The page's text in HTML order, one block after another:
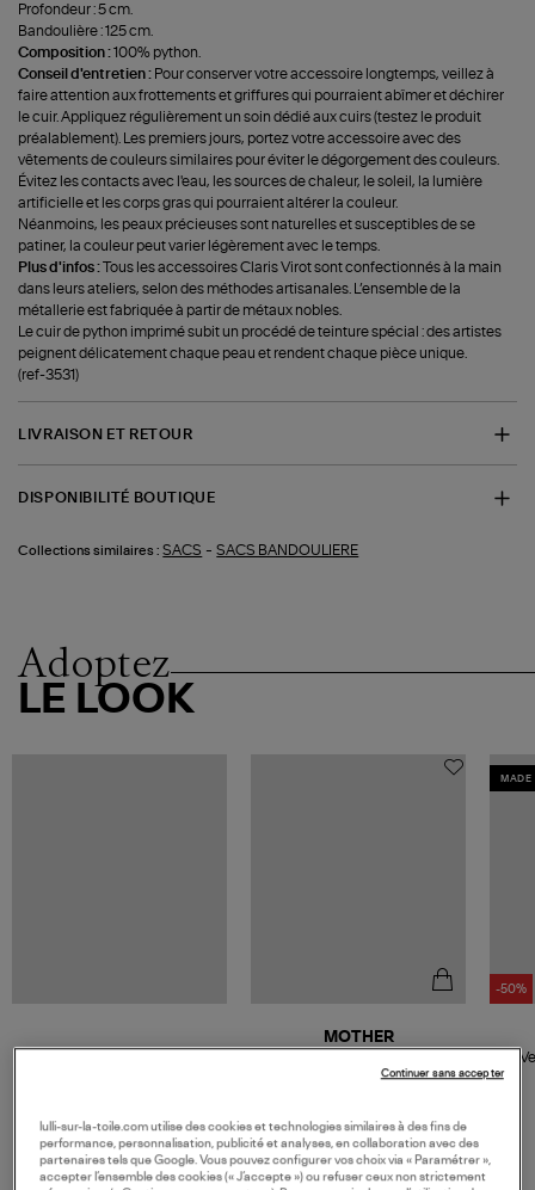
Profondeur : 5 cm.
Bandoulière : 125 cm.
Composition :100% python.
Conseil d'entretien : Pour conserver votre accessoire longtemps, veillez à
faire attention aux frottements et griffures qui pourraient abîmer et déchirer
le cuir. Appliquez régulièrement un soin dédié aux cuirs (testez le produit
préalablement). Les premiers jours, portez votre accessoire avec des
vêtements de couleurs similaires pour éviter le dégorgement des couleurs.
Évitez les contacts avec l'eau, les sources de chaleur, le soleil, la lumière
artificielle et les corps gras qui pourraient altérer la couleur.
Néanmoins, les peaux précieuses sont naturelles et susceptibles de se
patiner, la couleur peut varier légèrement avec le temps.
Plus d'infos :Tous les accessoires Claris Virot sont confectionnés à la main
dans leurs ateliers, selon des méthodes artisanales. L’ensemble de la
métallerie est fabriquée à partir de métaux nobles.
Le cuir de python imprimé subit un procédé de teinture spécial : des artistes
peignent délicatement chaque peau et rendent chaque pièce unique.
(ref-3531)
LIVRAISON ET RETOUR
DISPONIBILITÉ BOUTIQUE
Collections similaires : SACS -SACS BANDOULIERE
Adoptez
LE LOOK
360,00 €
MOTHER
Denim Caving In
MADE
-50%
lulli-sur-la-toile.com utilise des cookies et technologies similaires à des fins de
performance, personnalisation, publicité et analyses, en collaboration avec des
partenaires tels que Google. Vous pouvez configurer vos choix via « Paramétrer »,
accepter l’ensemble des cookies (« J’accepte ») ou refuser ceux non strictement
Continuer sans accepter